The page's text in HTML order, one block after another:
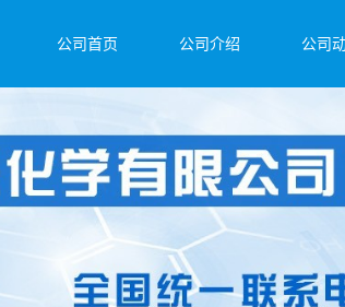
公司首页 公司介绍 公司